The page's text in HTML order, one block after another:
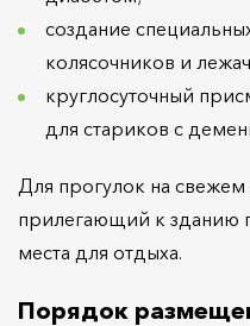
создание
колясочников и
круглосуточный
для стариков с
Для прогулок на
прилегающий к зданию
места для отдыха.
Порядок